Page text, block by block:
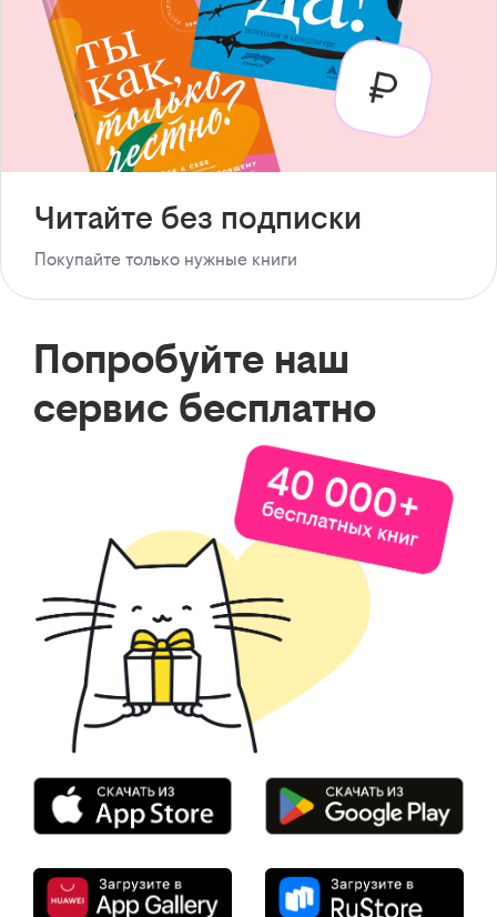
Читайте без подписки
Покупайте только нужные книги
Попробуйте наш
сервис бесплатно